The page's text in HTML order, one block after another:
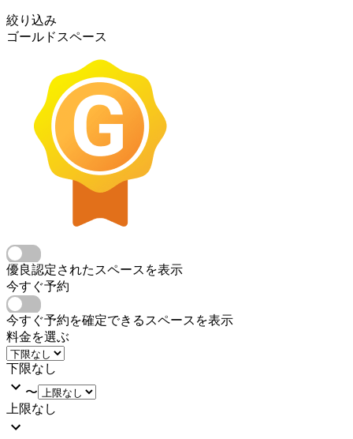
絞り込み
ゴールドスペース
優良認定されたスペースを表示
今すぐ予約
今すぐ予約を確定できるスペースを表示
料金を選ぶ
下限なし
〜
上限なし